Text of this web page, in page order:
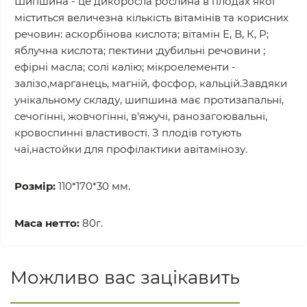
міститься величезна кількість вітамінів та корисних
речовин: аскорбінова кислота; вітамін Е, В, К, Р;
яблучна кислота; пектини ;дубильні речовини ;
ефірні масла; солі калію; мікроелементи -
залізо,марганець, магній, фосфор, кальцій.Завдяки
унікальному складу, шипшина має протизапальні,
сечогінні, жовчогінні, в'яжучі, ранозагоювальні,
кровоспинні властивості. З плодів готують
чаї,настойки для профілактики авітамінозу.
Розмір: 110*170*30 мм.
Маса нетто: 80г.
Можливо вас зацікавить